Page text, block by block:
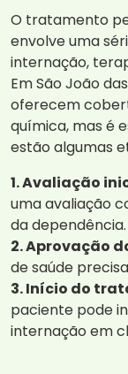
O tratamento
envolve uma
internação,
Em São João
oferecem
química, mas é
estão algumas
1. Avaliação
uma avaliação
da dependência.
2. Aprovação
de saúde
3. Início do
paciente pode
internação em